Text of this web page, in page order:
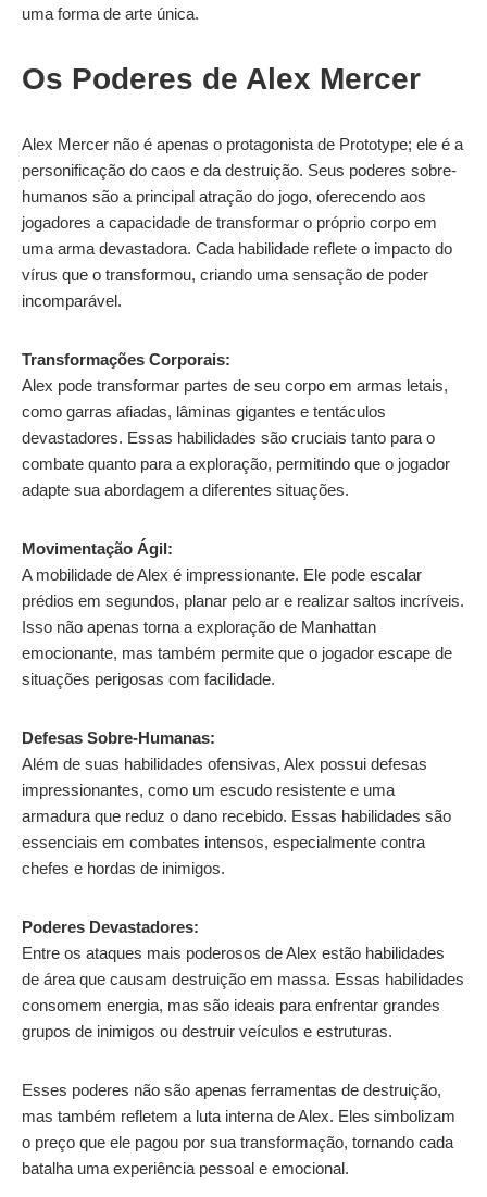
uma forma de arte única.
Os Poderes de Alex Mercer
Alex Mercer não é apenas o protagonista de Prototype; ele é a
personificação do caos e da destruição. Seus poderes sobre-
humanos são a principal atração do jogo, oferecendo aos
jogadores a capacidade de transformar o próprio corpo em
uma arma devastadora. Cada habilidade reflete o impacto do
vírus que o transformou, criando uma sensação de poder
incomparável.
Transformações Corporais:
Alex pode transformar partes de seu corpo em armas letais,
como garras afiadas, lâminas gigantes e tentáculos
devastadores. Essas habilidades são cruciais tanto para o
combate quanto para a exploração, permitindo que o jogador
adapte sua abordagem a diferentes situações.
Movimentação Ágil:
A mobilidade de Alex é impressionante. Ele pode escalar
prédios em segundos, planar pelo ar e realizar saltos incríveis.
Isso não apenas torna a exploração de Manhattan
emocionante, mas também permite que o jogador escape de
situações perigosas com facilidade.
Defesas Sobre-Humanas:
Além de suas habilidades ofensivas, Alex possui defesas
impressionantes, como um escudo resistente e uma
armadura que reduz o dano recebido. Essas habilidades são
essenciais em combates intensos, especialmente contra
chefes e hordas de inimigos.
Poderes Devastadores:
Entre os ataques mais poderosos de Alex estão habilidades
de área que causam destruição em massa. Essas habilidades
consomem energia, mas são ideais para enfrentar grandes
grupos de inimigos ou destruir veículos e estruturas.
Esses poderes não são apenas ferramentas de destruição,
mas também refletem a luta interna de Alex. Eles simbolizam
o preço que ele pagou por sua transformação, tornando cada
batalha uma experiência pessoal e emocional.